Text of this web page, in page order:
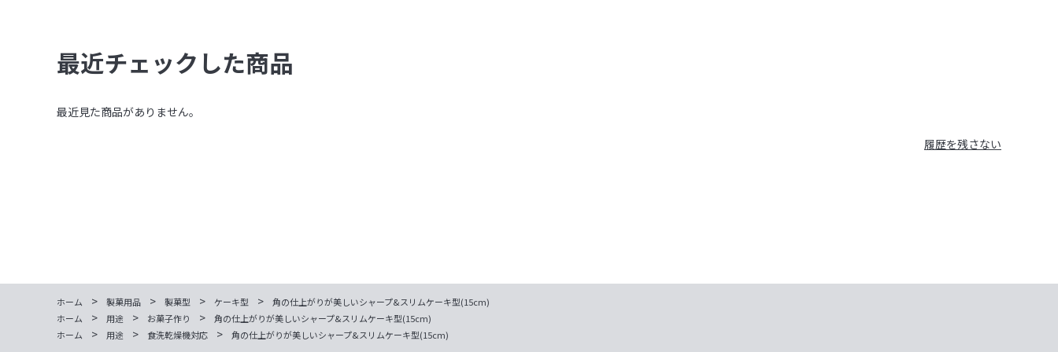
最近チェックした商品
最近見た商品がありません。
履歴を残さない
ホーム > 製菓用品 > 製菓型 > ケーキ型 >
角の仕上がりが美しいシャープ&スリムケーキ型(15cm)
ホーム
> 用途 > お菓子作り >
角の仕上がりが美しいシャープ&スリムケーキ型(15cm)
ホーム
> 用途 > 食洗乾燥機対応 > 角の仕上がりが美しいシャープ&スリムケーキ型(15cm)